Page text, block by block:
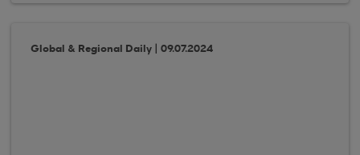
Global & Regional Daily | 09.07.2024